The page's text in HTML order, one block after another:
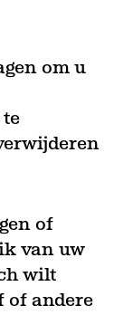
om u
te
of
van uw
wilt
of andere